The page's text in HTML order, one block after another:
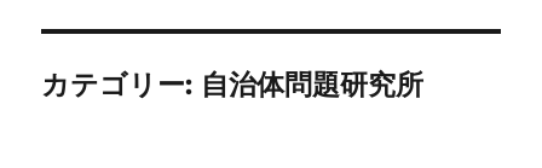
カテゴリー: 自治体問題研究所